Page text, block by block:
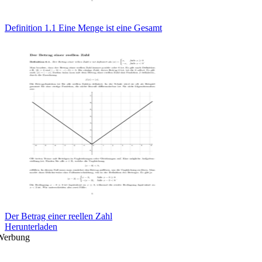
Definition 1.1 Eine Menge ist eine Gesamt
Der Betrag einer reellen Zahl
Herunterladen